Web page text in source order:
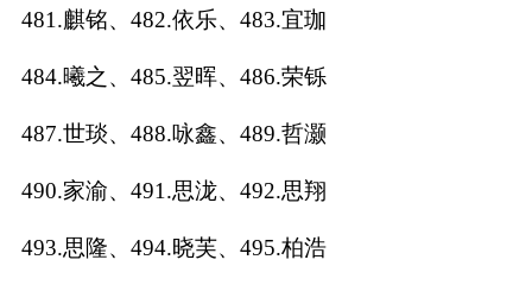
481.麒铭、482.依乐、483.宜珈
484.曦之、485.翌晖、486.荣铄
487.世琰、488.咏鑫、489.哲灏
490.家渝、491.思泷、492.思翔
493.思隆、494.晓芙、495.柏浩